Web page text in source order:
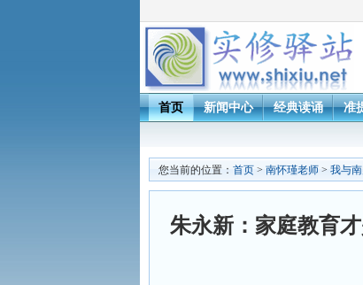
首页 新闻中心 经典读诵 准
您当前的位置： 首页 > 南怀瑾老师 > 我与
朱永新：家庭教育